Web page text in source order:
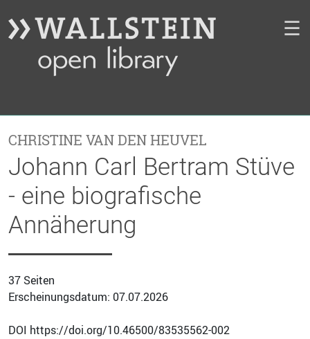
☰
CHRISTINE VAN DEN HEUVEL
Johann Carl Bertram Stüve
- eine biografische
Annäherung
37 Seiten
Erscheinungsdatum: 07.07.2026
DOI https://doi.org/10.46500/83535562-002